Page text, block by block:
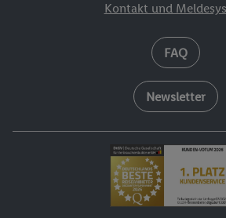
Kontakt und
FAQ
Newsletter